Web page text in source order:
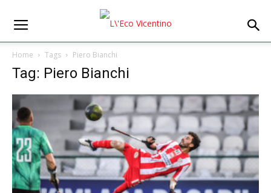
Home Tags Piero Bianchi
Tag: Piero Bianchi